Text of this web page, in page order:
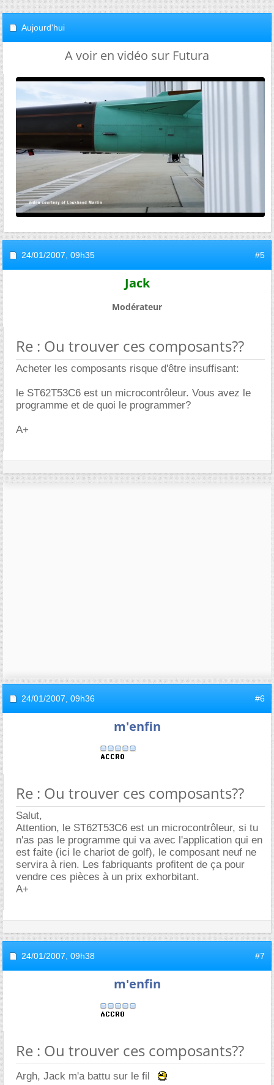
Aujourd'hui
A voir en vidéo sur Futura
24/01/2007, 09h35 #5
Jack
Modérateur
Re : Ou trouver ces composants??
Acheter les composants risque d'être insuffisant:
le ST62T53C6 est un microcontrôleur. Vous avez le
programme et de quoi le programmer?
A+
24/01/2007, 09h36 #6
m'enfin
Re : Ou trouver ces composants??
Salut,
Attention, le ST62T53C6 est un microcontrôleur, si tu
n'as pas le programme qui va avec l'application qui en
est faite (ici le chariot de golf), le composant neuf ne
servira à rien. Les fabriquants profitent de ça pour
vendre ces pièces à un prix exhorbitant.
A+
24/01/2007, 09h38 #7
m'enfin
Re : Ou trouver ces composants??
Argh, Jack m'a battu sur le fil